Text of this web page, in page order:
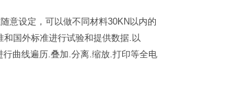
意设定，可以做不同材料30KN以内的
国外标准进行试验和提供数据.以
曲线遍历.叠加.分离.缩放.打印等全电